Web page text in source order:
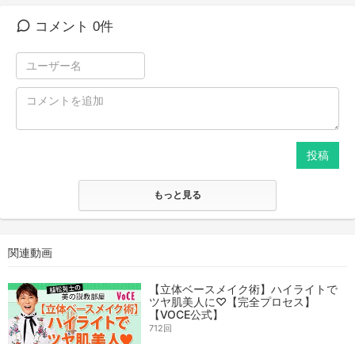
コメント 0件
投稿
もっと見る
関連動画
【立体ベースメイク術】ハイライトで
ツヤ肌美人に♡【完全プロセス】
【VOCE公式】
712回